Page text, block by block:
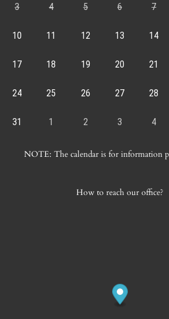
3 4 5 6 7
10 11 12 13 14
17 18 19 20 21
24 25 26 27 28
31 1 2 3 4
NOTE: The calendar is for information
How to reach our office?